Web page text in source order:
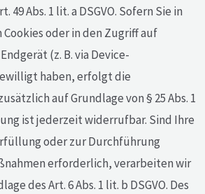
49 Abs. 1 lit. a DSGVO. Sofern Sie in
oder in den Zugriff auf
(z. B. via Device-
haben, erfolgt die
auf Grundlage von § 25 Abs. 1
ist jederzeit widerrufbar. Sind Ihre
oder zur Durchführung
erforderlich, verarbeiten wir
des Art. 6 Abs. 1 lit. b DSGVO. Des